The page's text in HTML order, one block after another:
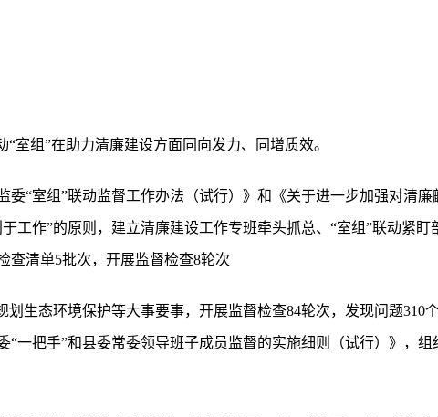
室组”在助力清廉建设方面同向发力、同增质效。
“室组”联动监督工作办法（试行）》和《关于进一步加强对清廉
工作”的原则，建立清廉建设工作专班牵头抓总、“室组”联动紧盯
查清单5批次，开展监督检查8轮次
生态环境保护等大事要事，开展监督检查84轮次，发现问题310
“一把手”和县委常委领导班子成员监督的实施细则（试行）》，组